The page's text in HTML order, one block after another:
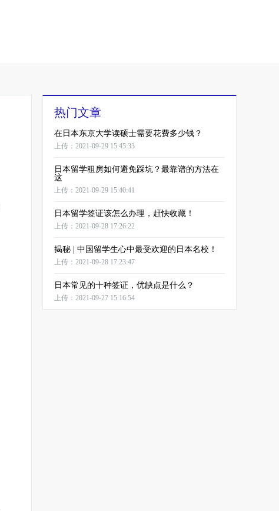
热门文章
在日本东京大学读硕士需要花费多少钱？
上传：2021-09-29 15:45:33
日本留学租房如何避免踩坑？最靠谱的方法在
这
上传：2021-09-29 15:40:41
日本留学签证该怎么办理，赶快收藏！
上传：2021-09-28 17:26:22
揭秘 | 中国留学生心中最受欢迎的日本名校！
上传：2021-09-28 17:23:47
日本常见的十种签证，优缺点是什么？
上传：2021-09-27 15:16:54